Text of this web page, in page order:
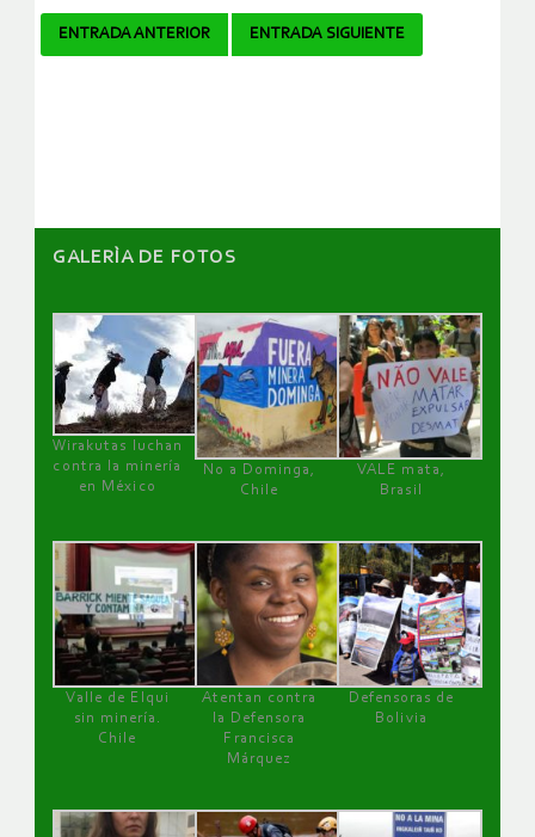
Navegador
ENTRADA ANTERIOR ENTRADA SIGUIENTE
GALERÌA DE FOTOS
Wirakutas luchan
contra la minería
en México
No a Dominga,
Chile
VALE mata,
Brasil
Valle de Elqui
sin minería.
Chile
Atentan contra
la Defensora
Francisca
Márquez
Defensoras de
Bolivia